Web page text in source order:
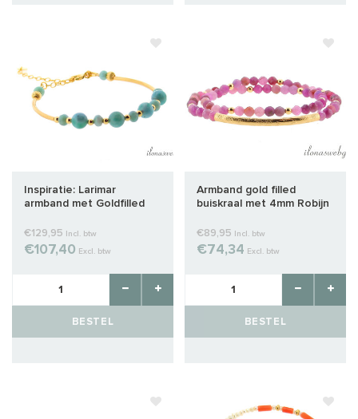
Inspiratie: Larimar
armband met Goldfilled
€129,95 Incl. btw
€107,40 Excl. btw
BESTEL
Armband gold filled
buiskraal met 4mm Robijn
€89,95 Incl. btw
€74,34 Excl. btw
BESTEL